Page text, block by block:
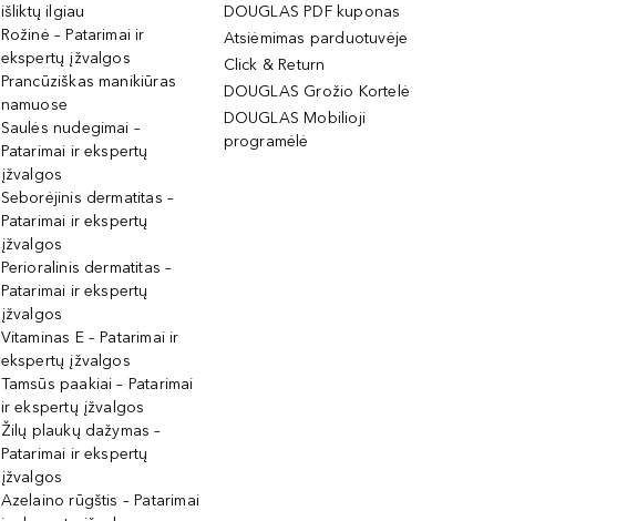
išliktų ilgiau
Rožinė – Patarimai ir
ekspertų įžvalgos
Prancūziškas manikiūras
namuose
Saulės nudegimai –
Patarimai ir ekspertų
įžvalgos
Seborėjinis dermatitas –
Patarimai ir ekspertų
įžvalgos
Perioralinis dermatitas –
Patarimai ir ekspertų
įžvalgos
Vitaminas E – Patarimai ir
ekspertų įžvalgos
Tamsūs paakiai – Patarimai
ir ekspertų įžvalgos
Žilų plaukų dažymas –
Patarimai ir ekspertų
įžvalgos
Azelaino rūgštis – Patarimai
DOUGLAS PDF kuponas
Atsiėmimas parduotuvėje
Click & Return
DOUGLAS Grožio Kortelė
DOUGLAS Mobilioji
programėlė